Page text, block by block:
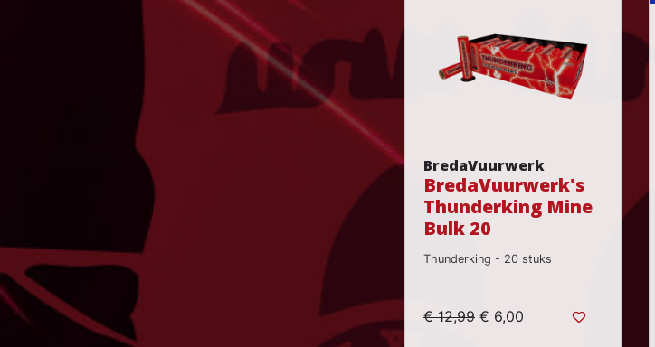
BredaVuurwerk
BredaVuurwerk's
Thunderking Mine
Bulk 20
Thunderking - 20 stuks
€ 12,99 € 6,00